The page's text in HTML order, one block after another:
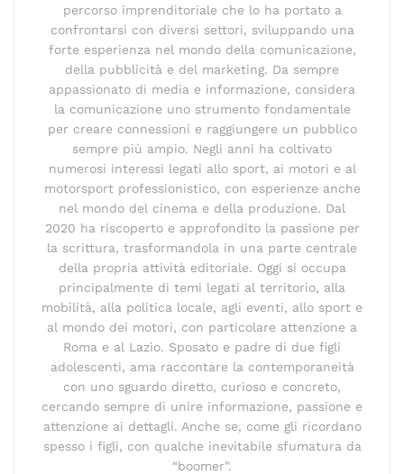
percorso imprenditoriale che lo ha portato a
confrontarsi con diversi settori, sviluppando una
forte esperienza nel mondo della comunicazione,
della pubblicità e del marketing. Da sempre
appassionato di media e informazione, considera
la comunicazione uno strumento fondamentale
per creare connessioni e raggiungere un pubblico
sempre più ampio. Negli anni ha coltivato
numerosi interessi legati allo sport, ai motori e al
motorsport professionistico, con esperienze anche
nel mondo del cinema e della produzione. Dal
2020 ha riscoperto e approfondito la passione per
la scrittura, trasformandola in una parte centrale
della propria attività editoriale. Oggi si occupa
principalmente di temi legati al territorio, alla
mobilità, alla politica locale, agli eventi, allo sport e
al mondo dei motori, con particolare attenzione a
Roma e al Lazio. Sposato e padre di due figli
adolescenti, ama raccontare la contemporaneità
con uno sguardo diretto, curioso e concreto,
cercando sempre di unire informazione, passione e
attenzione ai dettagli. Anche se, come gli ricordano
spesso i figli, con qualche inevitabile sfumatura da
“boomer”.